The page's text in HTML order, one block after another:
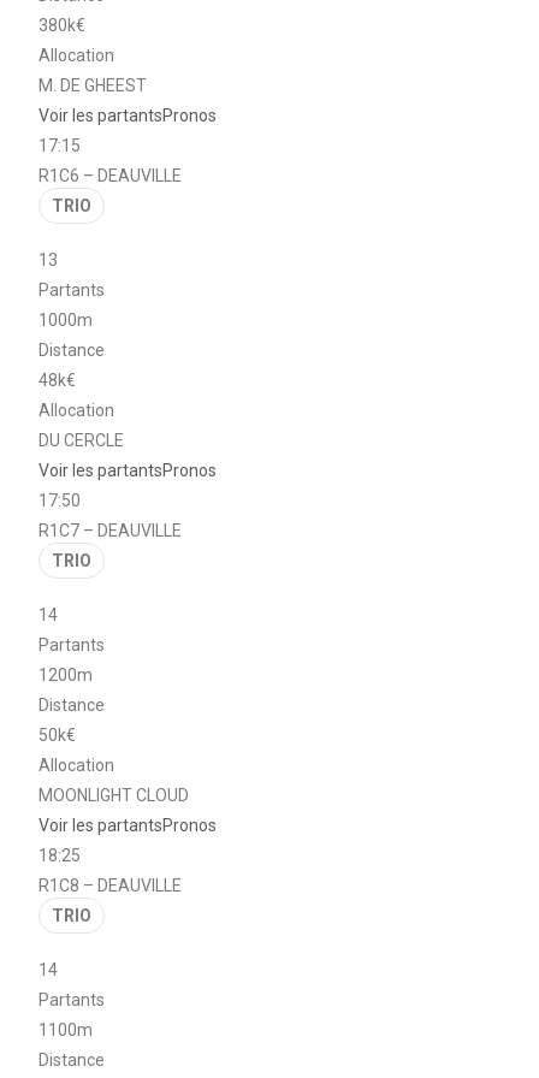
380k€
Allocation
M. DE GHEEST
Voir les partantsPronos
17:15
R1C6 – DEAUVILLE
TRIO
13
Partants
1000m
Distance
48k€
Allocation
DU CERCLE
Voir les partantsPronos
17:50
R1C7 – DEAUVILLE
TRIO
14
Partants
1200m
Distance
50k€
Allocation
MOONLIGHT CLOUD
Voir les partantsPronos
18:25
R1C8 – DEAUVILLE
TRIO
14
Partants
1100m
Distance